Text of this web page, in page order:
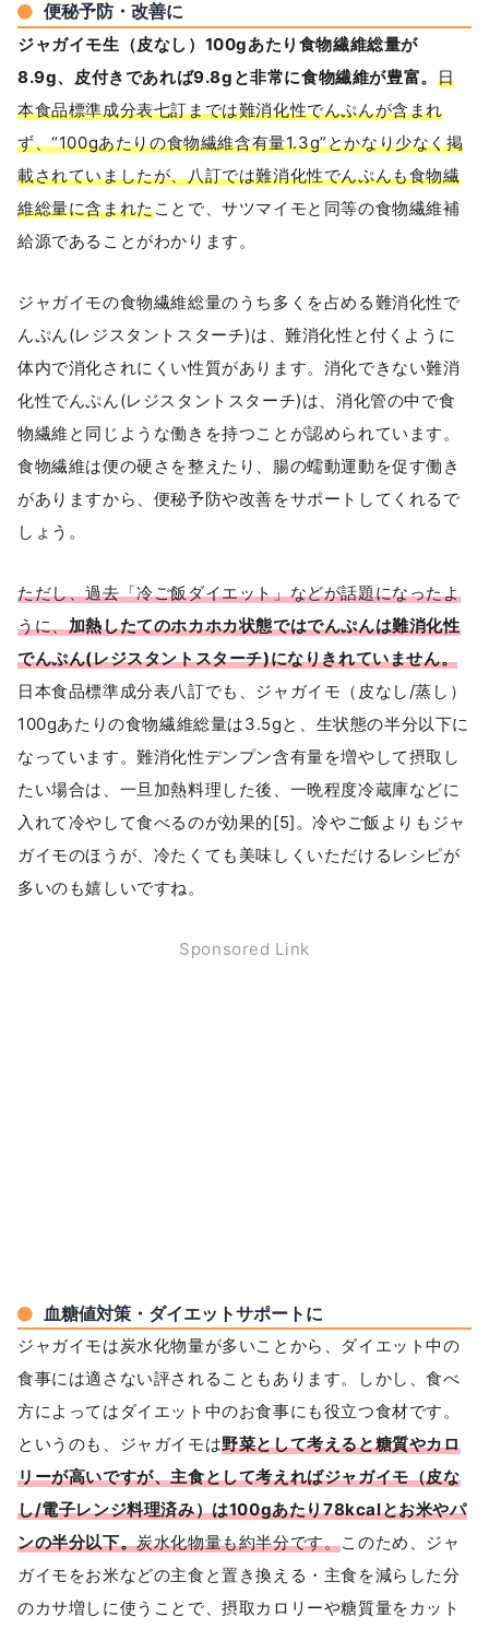
便秘予防・改善に
ジャガイモ生（皮なし）100gあたり食物繊維総量が
8.9g、皮付きであれば9.8gと非常に食物繊維が豊富。 日
本食品標準成分表七訂までは難消化性でんぷんが含まれ
ず、“100gあたりの食物繊維含有量1.3g”とかなり少なく掲
載されていましたが、八訂では難消化性でんぷんも食物繊
維総量に含まれたことで、サツマイモと同等の食物繊維補
給源であることがわかります。
ジャガイモの食物繊維総量のうち多くを占める難消化性で
んぷん(レジスタントスターチ)は、難消化性と付くように
体内で消化されにくい性質があります。消化できない難消
化性でんぷん(レジスタントスターチ)は、消化管の中で食
物繊維と同じような働きを持つことが認められています。
食物繊維は便の硬さを整えたり、腸の蠕動運動を促す働き
がありますから、便秘予防や改善をサポートしてくれるで
しょう。
ただし、過去「冷ご飯ダイエット」などが話題になったよ
うに、加熱したてのホカホカ状態ではでんぷんは難消化性
でんぷん(レジスタントスターチ)になりきれていません。
日本食品標準成分表八訂でも、ジャガイモ（皮なし/蒸し）
100gあたりの食物繊維総量は3.5gと、生状態の半分以下に
なっています。難消化性デンプン含有量を増やして摂取し
たい場合は、一旦加熱料理した後、一晩程度冷蔵庫などに
入れて冷やして食べるのが効果的[5]。冷やご飯よりもジャ
ガイモのほうが、冷たくても美味しくいただけるレシピが
多いのも嬉しいですね。
Sponsored Link
血糖値対策・ダイエットサポートに
ジャガイモは炭水化物量が多いことから、ダイエット中の
食事には適さない評されることもあります。しかし、食べ
方によってはダイエット中のお食事にも役立つ食材です。
というのも、ジャガイモは野菜として考えると糖質やカロ
リーが高いですが、主食として考えればジャガイモ（皮な
し/電子レンジ料理済み）は100gあたり78kcalとお米やパ
ンの半分以下。炭水化物量も約半分です。このため、ジャ
ガイモをお米などの主食と置き換える・主食を減らした分
のカサ増しに使うことで、摂取カロリーや糖質量をカット